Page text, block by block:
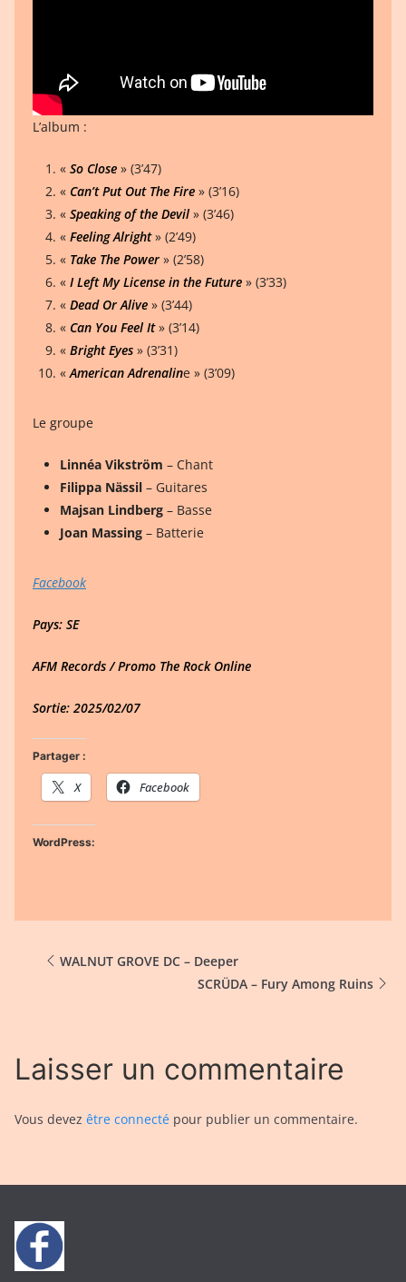
L’album :
« So Close » (3’47)
« Can’t Put Out The Fire » (3’16)
« Speaking of the Devil » (3’46)
« Feeling Alright» (2’49)
« Take The Power » (2’58)
« I Left My License in the Future » (3’33)
« Dead Or Alive » (3’44)
« Can You Feel It» (3’14)
« Bright Eyes » (3’31)
«American Adrenaline » (3’09)
Le groupe
Linnéa Vikström – Chant
Filippa Nässil – Guitares
Majsan Lindberg – Basse
Joan Massing – Batterie
Facebook
Pays: SE
AFM Records / Promo The Rock Online
Sortie: 2025/02/07
Partager :
X Facebook
WordPress:
WALNUT GROVE DC – Deeper
SCRÜDA – Fury Among Ruins
Laisser un commentaire
Vous devez être connecté pour publier un commentaire.